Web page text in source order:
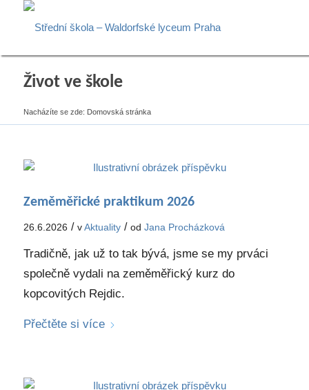
Život ve škole
Nacházíte se zde: Domovská stránka
Zeměměřické praktikum 2026
26.6.2026 / vAktuality / od Jana Procházková
Tradičně, jak už to tak bývá, jsme se my prváci
společně vydali na zeměměřický kurz do
kopcovitých Rejdic.
Přečtěte si více